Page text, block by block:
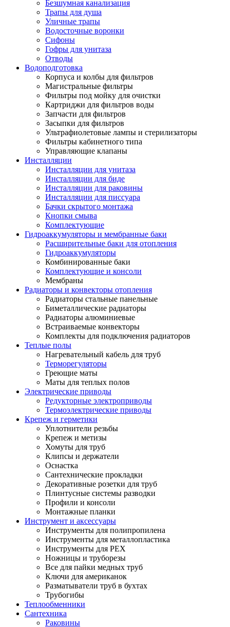
Безшумная канализация
Трапы для душа
Уличные трапы
Водосточные воронки
Сифоны
Гофры для унитаза
Отводы
Водоподготовка
Корпуса и колбы для фильтров
Магистральные фильтры
Фильтры под мойку для очистки
Картриджи для фильтров воды
Запчасти для фильтров
Засыпки для фильтров
Ультрафиолетовые лампы и стерилизаторы
Фильтры кабинетного типа
Управляющие клапаны
Инсталляции
Инсталляции для унитаза
Инсталляции для биде
Инсталляции для раковины
Инсталляции для писсуара
Бачки скрытого монтажа
Кнопки смыва
Комплектующие
Гидроаккумуляторы и мембранные баки
Расширительные баки для отопления
Гидроаккумуляторы
Комбинированные баки
Комплектующие и консоли
Мембраны
Радиаторы и конвекторы отопления
Радиаторы стальные панельные
Биметаллические радиаторы
Радиаторы алюминиевые
Встраиваемые конвекторы
Комплекты для подключения радиаторов
Теплые полы
Нагревательный кабель для труб
Терморегуляторы
Греющие маты
Маты для теплых полов
Электрические приводы
Редукторные электроприводы
Термоэлектрические приводы
Крепеж и герметики
Уплотнители резьбы
Крепеж и метизы
Хомуты для труб
Клипсы и держатели
Оснастка
Сантехнические прокладки
Декоративные розетки для труб
Плинтусные системы разводки
Профили и консоли
Монтажные планки
Инструмент и аксессуары
Инструменты для полипропилена
Инструменты для металлопластика
Инструменты для PEX
Ножницы и труборезы
Все для пайки медных труб
Ключи для американок
Разматыватели труб в бухтах
Трубогибы
Теплообменники
Сантехника
Раковины